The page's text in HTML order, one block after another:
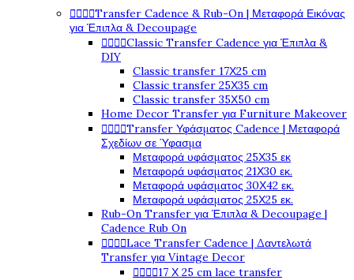
Transfer Cadence & Rub-On | Μεταφορά Εικόνας
για Έπιπλα & Decoupage
Classic Transfer Cadence για Έπιπλα &
DIY
Classic transfer 17Χ25 cm
Classic transfer 25Χ35 cm
Classic transfer 35Χ50 cm
Home Decor Transfer για Furniture Makeover
Transfer Υφάσματος Cadence | Μεταφορά
Σχεδίων σε Ύφασμα
Μεταφορά υφάσματος 25Χ35 εκ
Μεταφορά υφάσματος 21Χ30 εκ.
Μεταφορά υφάσματος 30Χ42 εκ.
Μεταφορά υφάσματος 25Χ25 εκ.
Rub-On Transfer για Έπιπλα & Decoupage |
Cadence Rub On
Lace Transfer Cadence | Δαντελωτά
Transfer για Vintage Decor
17 Χ 25 cm lace transfer